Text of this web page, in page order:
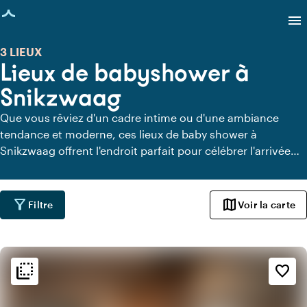
chargée
menu
Lieux de babyshower à
Snikzwaag
3 LIEUX
Que vous rêviez d'un cadre intime ou d'une ambiance
tendance et moderne, ces lieux de baby shower à
Snikzwaag offrent l'endroit parfait pour célébrer l'arrivée
baby shower inoubliable.
filter_alt Filtre mapVoir la carte
flip_to_back favorite_border
flip_to_back Ambiance
info
Rustique